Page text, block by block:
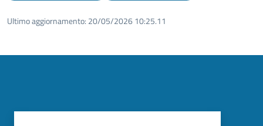
Ultimo aggiornamento: 20/05/2026 10:25.11